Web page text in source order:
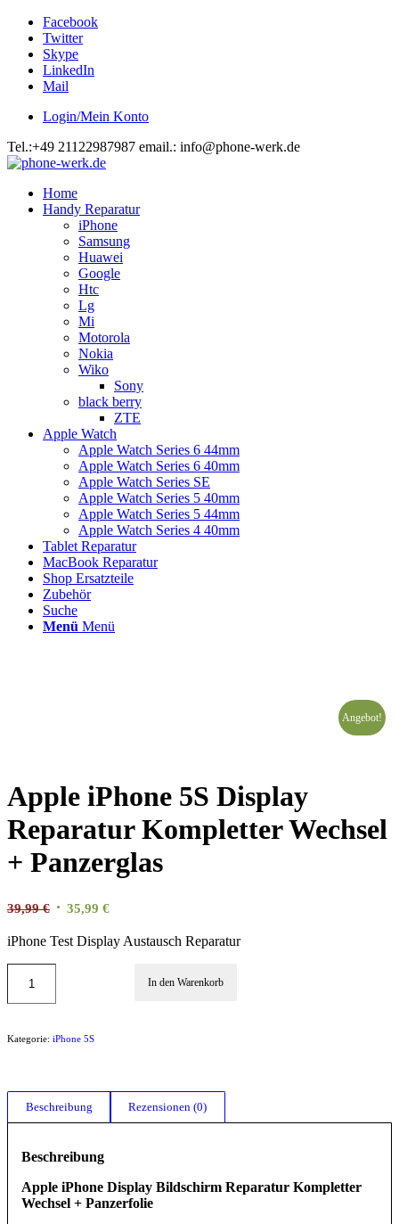
Facebook
Twitter
Skype
LinkedIn
Mail
Login/Mein Konto
Tel.:+49 21122987987 email.: info@phone-werk.de
Home
Handy Reparatur
iPhone
Samsung
Huawei
Google
Htc
Lg
Mi
Motorola
Nokia
Wiko
Sony
black berry
ZTE
Apple Watch
Apple Watch Series 6 44mm
Apple Watch Series 6 40mm
Apple Watch Series SE
Apple Watch Series 5 40mm
Apple Watch Series 5 44mm
Apple Watch Series 4 40mm
Tablet Reparatur
MacBook Reparatur
Shop Ersatzteile
Zubehör
Suche
Menü Menü
Angebot!
Apple iPhone 5S Display
Reparatur Kompletter Wechsel
+ Panzerglas
39,99€ Ursprünglicher
war:
35,99 €Aktueller
ist:
iPhone Test Display Austausch Reparatur
In den Warenkorb
Kategorie: iPhone 5S
Beschreibung Rezensionen (0)
Beschreibung
Apple iPhone Display Bildschirm Reparatur Kompletter
Wechsel + Panzerfolie